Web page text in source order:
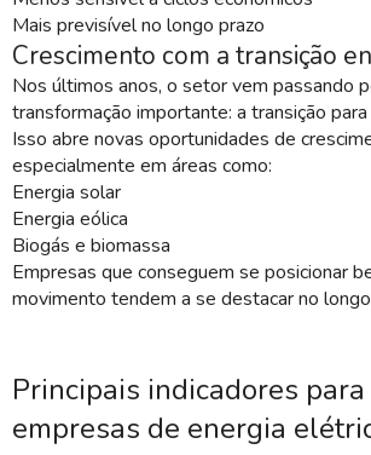
Mais previsível no longo prazo
Crescimento com a transição
Nos últimos anos, o setor vem passando
transformação importante: a transição
Isso abre novas oportunidades de
especialmente em áreas como:
Energia solar
Energia eólica
Biogás e biomassa
Empresas que conseguem se posicionar
movimento tendem a se destacar no
Principais indicadores
empresas de energia